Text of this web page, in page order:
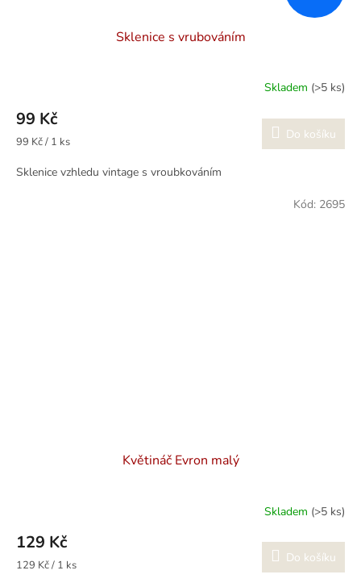
Sklenice s vrubováním
Skladem (>5 ks)
99 Kč
Měrná
99 Kč / 1 ks Do košíku
Sklenice vzhledu vintage s vroubkováním
Květináč Evron malý
Skladem (>5 ks)
129 Kč
Měrná
129 Kč / 1 ks Do košíku
Kód: 2695